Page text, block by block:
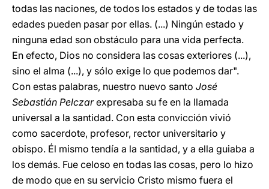
todas las naciones, de todos los estados y de todas las
edades pueden pasar por ellas. (...) Ningún estado y
ninguna edad son obstáculo para una vida perfecta.
En efecto, Dios no considera las cosas exteriores (...),
sino el alma (...), y sólo exige lo que podemos dar".
Con estas palabras, nuestro nuevo santo José
Sebastián Pelczarexpresaba su fe en la llamada
universal a la santidad. Con esta convicción vivió
como sacerdote, profesor, rector universitario y
obispo. Él mismo tendía a la santidad, y a ella guiaba a
los demás. Fue celoso en todas las cosas, pero lo hizo
de modo que en su servicio Cristo mismo fuera el